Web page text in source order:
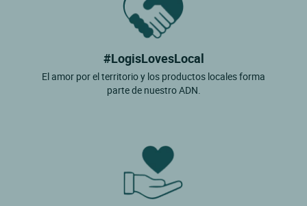
#LogisLovesLocal
El amor por el territorio y los productos locales forma
parte de nuestro ADN.